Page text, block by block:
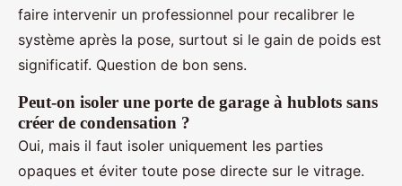
faire intervenir un professionnel pour recalibrer le
système après la pose, surtout si le gain de poids est
significatif. Question de bon sens.
Peut-on isoler une porte de garage à hublots sans
créer de condensation ?
Oui, mais il faut isoler uniquement les parties
opaques et éviter toute pose directe sur le vitrage.